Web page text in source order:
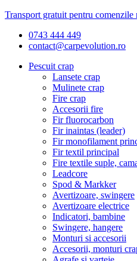
Transport gratuit pentru
0743 444 449
contact@carpevolution.ro
Pescuit crap
Lansete crap
Mulinete crap
Fire crap
Accesorii fire
Fir fluorocarbon
Fir inaintas (leader)
Fir monofilament
Fir textil principal
Fire textile suple,
Leadcore
Spod & Markker
Avertizoare, swingere
Avertizoare electrice
Indicatori, bambine
Swingere, hangere
Monturi si accesorii
Accesorii, monturi